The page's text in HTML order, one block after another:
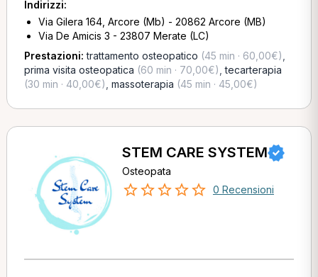
Indirizzi:
Via Gilera 164, Arcore (Mb) - 20862 Arcore (MB)
Via De Amicis 3 - 23807 Merate (LC)
Prestazioni:trattamento osteopatico (45 min · 60,00€)
prima visita osteopatica (60 min · 70,00€) ,tecarterapia
(30 min · 40,00€) massoterapia (45 min · 45,00€)
STEM CARE SYSTEM
Osteopata
0 Recensioni